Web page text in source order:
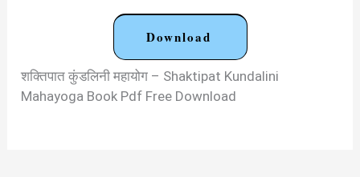
Download
शक्तिपात कुंडलिनी महायोग – Shaktipat Kundalini
Mahayoga Book Pdf Free Download